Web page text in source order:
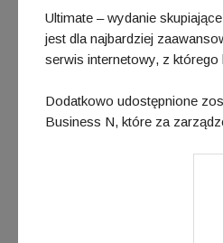
Ultimate – wydanie
jest dla najbardziej
serwis internetowy, z
Dodatkowo udostępnione
Business N, które za